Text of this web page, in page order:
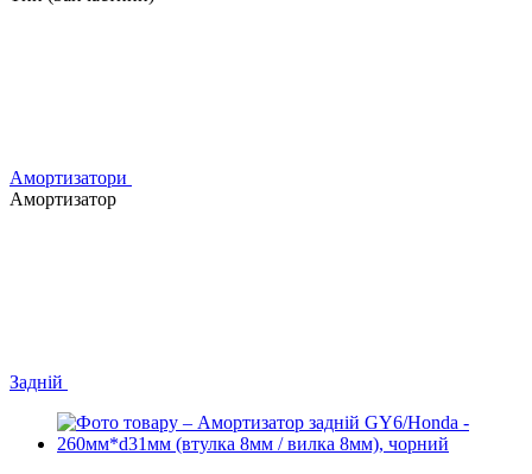
Амортизатори
Амортизатор
Задній